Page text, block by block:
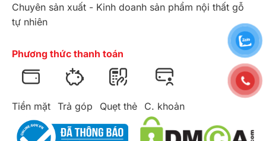
Chuyên sản xuất - Kinh doanh sản phẩm nội thất gỗ
tự nhiên
Phương thức thanh toán
Tiền mặt Trả góp Quẹt thẻ C. khoản